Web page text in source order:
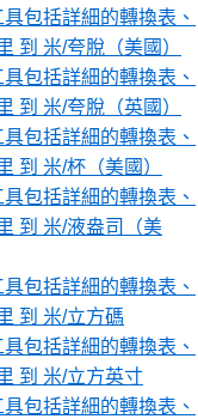
包括詳細的轉換表、
到 米/夸脫（美國）
包括詳細的轉換表、
到 米/夸脫（英國）
包括詳細的轉換表、
到 米/杯（美國）
包括詳細的轉換表、
到 米/液盎司（美
包括詳細的轉換表、
到 米/立方碼
包括詳細的轉換表、
到 米/立方英寸
包括詳細的轉換表、